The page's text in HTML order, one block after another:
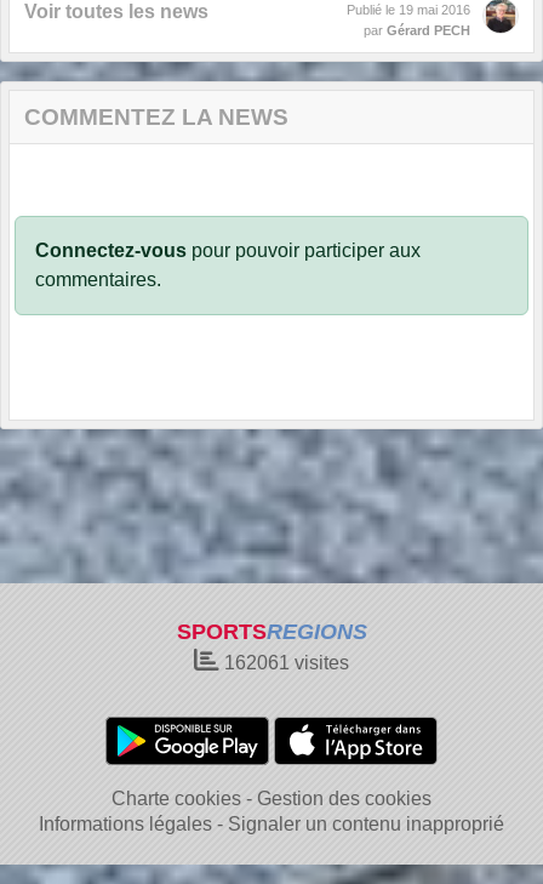
Voir toutes les news Publié le 19 mai 2016
par Gérard PECH
COMMENTEZ LA NEWS
Connectez-vous pour pouvoir participer aux
commentaires.
SPORTSREGIONS
162061 visites
Charte cookies
Gestion des cookies
Informations légales
Signaler un contenu inapproprié